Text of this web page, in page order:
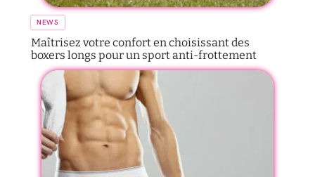
NEWS
Maîtrisez votre confort en choisissant des
boxers longs pour un sport anti-frottement